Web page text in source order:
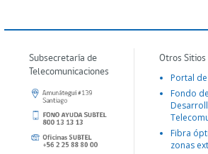
Subsecretaría de
Telecomunicaciones
Otros
Portal
Fondo
Fibra
zonas